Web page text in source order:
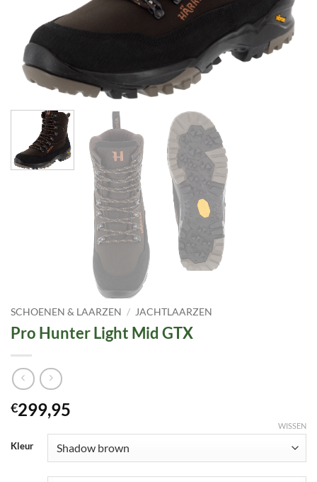
SCHOENEN & LAARZEN / JACHTLAARZEN
Pro Hunter Light Mid GTX
€299,95
Kleur
WISSEN